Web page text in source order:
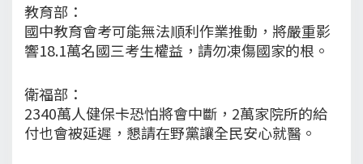
教育部：
國中教育會考可能無法順利作業推動，將嚴重影
響18.1萬名國三考生權益，請勿凍傷國家的根。
衛福部：
2340萬人健保卡恐怕將會中斷，2萬家院所的給
付也會被延遲，懇請在野黨讓全民安心就醫。